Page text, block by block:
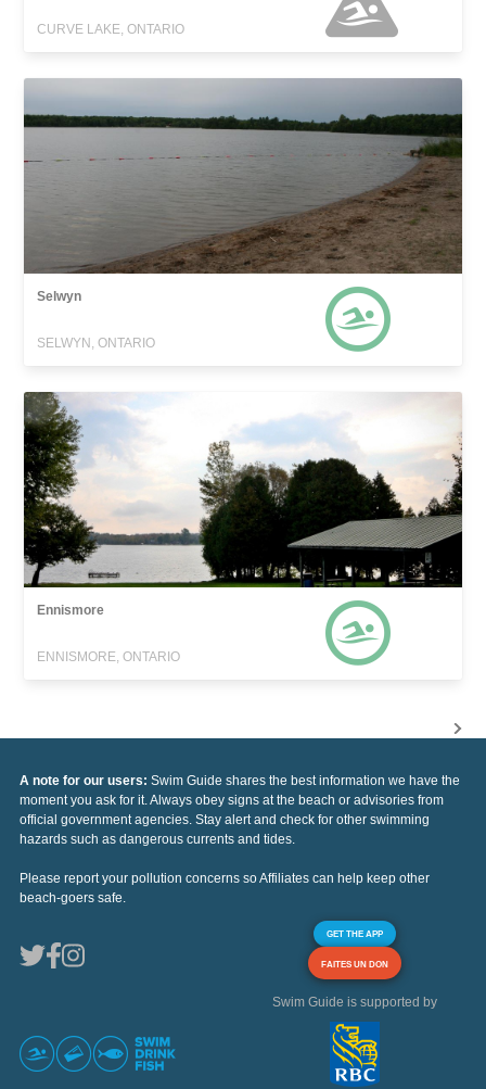
CURVE LAKE, ONTARIO
Selwyn
SELWYN, ONTARIO
Ennismore
ENNISMORE, ONTARIO
A note for our users: Swim Guide shares the best information we have the
moment you ask for it. Always obey signs at the beach or advisories from
official government agencies. Stay alert and check for other swimming
hazards such as dangerous currents and tides.
Please report your pollution concerns so Affiliates can help keep other
beach-goers safe.
GET THE APP
FAITES UN DON
Swim Guide is supported by